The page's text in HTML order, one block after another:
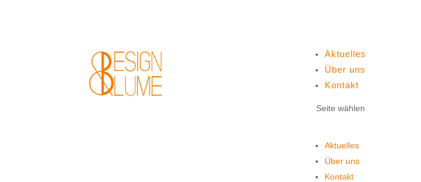
Aktuelles
Über uns
Kontakt
Seite wählen
Aktuelles
Über uns
Kontakt